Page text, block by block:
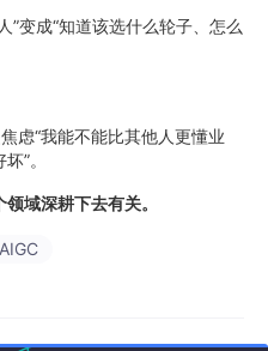
”变成“知道该选什么轮子、怎么
虑“我能不能比其他人更懂业
”。
域深耕下去有关。